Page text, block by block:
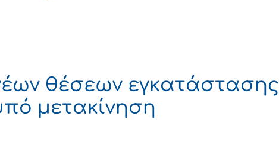
θέσεων εγκατάστασης
μετακίνηση